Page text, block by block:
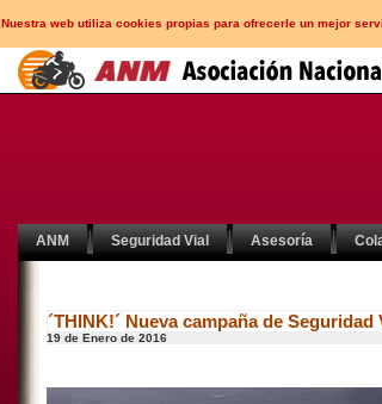
Nuestra web utiliza cookies propias para ofrecerle un mejor
ANM Seguridad Vial Asesoría
´THINK!´ Nueva campaña de
19 de Enero de 2016